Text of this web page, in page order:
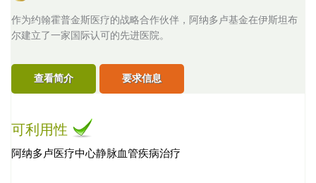
作为约翰霍普金斯医疗的战略合作伙伴，阿纳多卢基金在伊斯坦布
尔建立了一家国际认可的先进医院。
查看简介 要求信息
可利用性
阿纳多卢医疗中心静脉血管疾病治疗